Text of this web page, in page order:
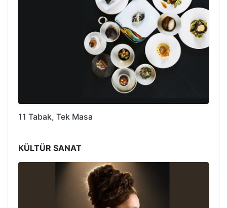
11 Tabak, Tek Masa
KÜLTÜR SANAT